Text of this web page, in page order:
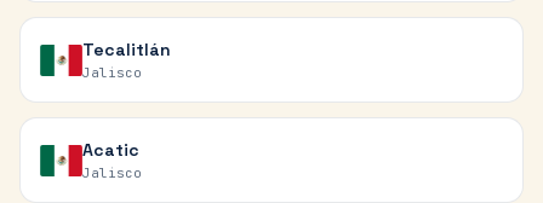
Tecalitlán
Jalisco
Acatic
Jalisco